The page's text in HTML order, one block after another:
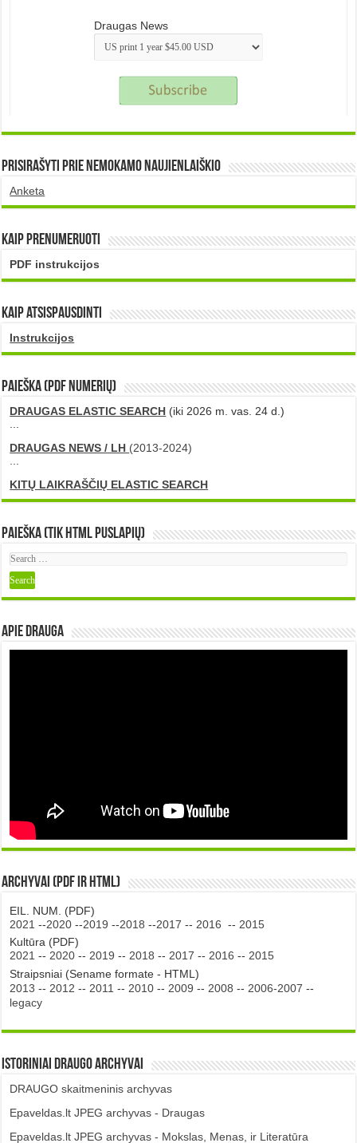
Draugas News
Prisirašyti prie nemokamo naujienlaiškio
Anketa
Kaip prenumeruoti
PDF instrukcijos
Kaip atsispausdinti
Instrukcijos
PAIEŠKA (PDF numerių)
DRAUGAS ELASTIC SEARCH (iki 2026 m. vas. 24 d.)
DRAUGAS NEWS / LH (2013-2024)
KITŲ LAIKRAŠČIŲ ELASTIC SEARCH
Paieška (tik HTML puslapių)
Apie DRAUGA
Archyvai (PDF ir HTML)
EIL. NUM. (PDF)
2021 --2020 --2019 --2018 --2017 -- 2016 -- 2015
Kultūra (PDF)
2021 -- 2020 -- 2019 -- 2018 -- 2017 -- 2016 -- 2015
Straipsniai (Sename formate - HTML)
2013 -- 2012 -- 2011 -- 2010 -- 2009 -- 2008 -- 2006-2007 --
legacy
Istoriniai DRAUGO Archyvai
DRAUGO skaitmeninis archyvas
Epaveldas.lt JPEG archyvas - Draugas
Epaveldas.lt JPEG archyvas - Mokslas, Menas, ir Literatūra